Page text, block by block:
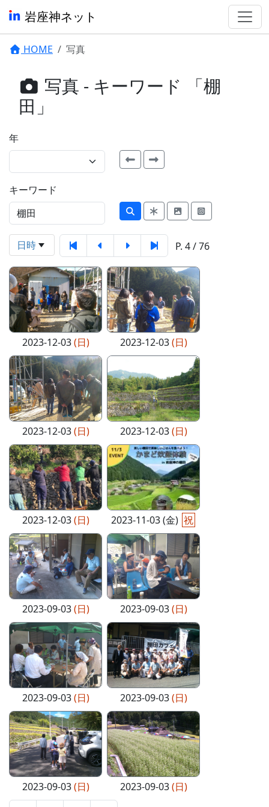
岩座神ネット
HOME 写真
写真 - キーワード 「棚
田」
年
キーワード
日時 P. 4 / 76
2023-12-03(日) 2023-12-03(日)
2023-12-03(日) 2023-12-03(日)
2023-12-03(日) 2023-11-03 (金) 祝
2023-09-03(日) 2023-09-03(日)
2023-09-03(日) 2023-09-03(日)
2023-09-03(日) 2023-09-03(日)